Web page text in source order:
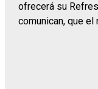
ofrecerá su
comunican, que